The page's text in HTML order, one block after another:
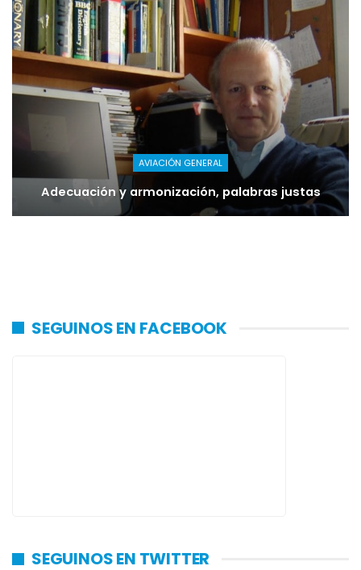
AVIACIÓN GENERAL
Adecuación y armonización, palabras justas
SEGUINOS EN FACEBOOK
SEGUINOS EN TWITTER